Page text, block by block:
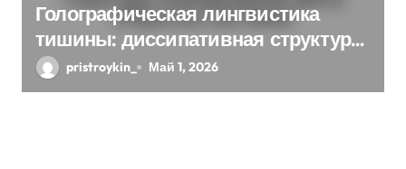
Голографическая лингвистика
тишины: диссипативная структура
планирования дня в открытых
системах
pristroykin_ Май 1, 2026